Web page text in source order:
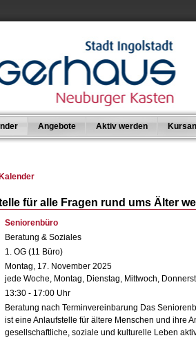
Angebote Aktiv werden
Kalender
für alle Fragen rund ums Älter
Seniorenbüro
Beratung & Soziales
1. OG (11 Büro)
Montag, 17. November 2025
jede Woche, Montag, Dienstag, Mittwoch,
13:30 - 17:00 Uhr
Beratung nach Terminvereinbarung Das
ist eine Anlaufstelle für ältere Menschen und ihre
gesellschaftliche, soziale und kulturelle Leben